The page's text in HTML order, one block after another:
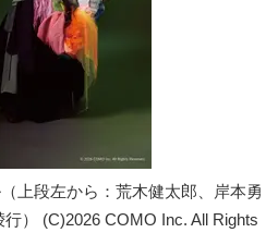
上段左から：荒木健太郎、岸本勇
） (C)2026 COMO Inc. All Rights